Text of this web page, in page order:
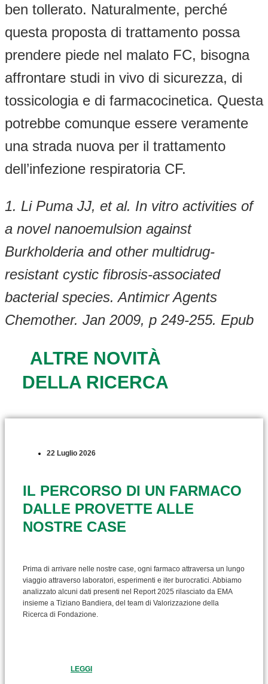
ben tollerato. Naturalmente, perché
questa proposta di trattamento possa
prendere piede nel malato FC, bisogna
affrontare studi in vivo di sicurezza, di
tossicologia e di farmacocinetica. Questa
potrebbe comunque essere veramente
una strada nuova per il trattamento
dell’infezione respiratoria CF.
1. Li Puma JJ, et al. In vitro activities of
a novel nanoemulsion against
Burkholderia and other multidrug-
resistant cystic fibrosis-associated
bacterial species. Antimicr Agents
Chemother. Jan 2009, p 249-255. Epub
ALTRE NOVITÀ
DELLA RICERCA
22 Luglio 2026
IL PERCORSO DI UN FARMACO
DALLE PROVETTE ALLE
NOSTRE CASE
Prima di arrivare nelle nostre case, ogni farmaco attraversa un lungo
viaggio attraverso laboratori, esperimenti e iter burocratici. Abbiamo
analizzato alcuni dati presenti nel Report 2025 rilasciato da EMA
insieme a Tiziano Bandiera, del team di Valorizzazione della
Ricerca di Fondazione.
LEGGI